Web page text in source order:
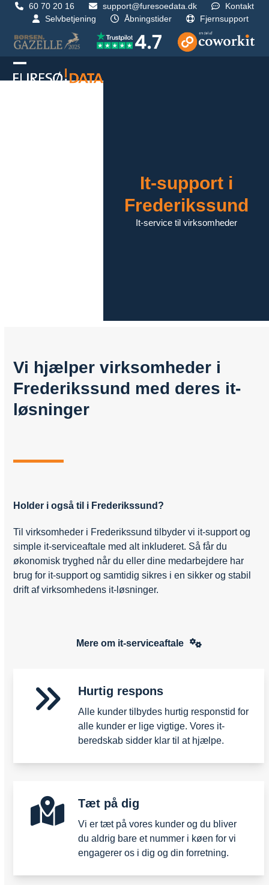
Skip
content
60 70 20 16 support@furesoedata.dk
Kontakt
Selvbetjening
Åbningstider Fjernsupport
Open
Luk
It-support i
Frederikssund
It-service til virksomheder
Vi hjælper virksomheder i
Frederikssund med deres it-
løsninger
Holder i også til i Frederikssund?
Til virksomheder i Frederikssund tilbyder vi it-support og
simple it-serviceaftale med alt inkluderet. Så får du
økonomisk tryghed når du eller dine medarbejdere har
brug for it-support og samtidig sikres i en sikker og stabil
drift af virksomhedens it-løsninger.
Mere om it-serviceaftale
Hurtig respons
Alle kunder tilbydes hurtig responstid for
alle kunder er lige vigtige. Vores it-
beredskab sidder klar til at hjælpe.
Tæt på dig
Vi er tæt på vores kunder og du bliver
du aldrig bare et nummer i køen for vi
engagerer os i dig og din forretning.